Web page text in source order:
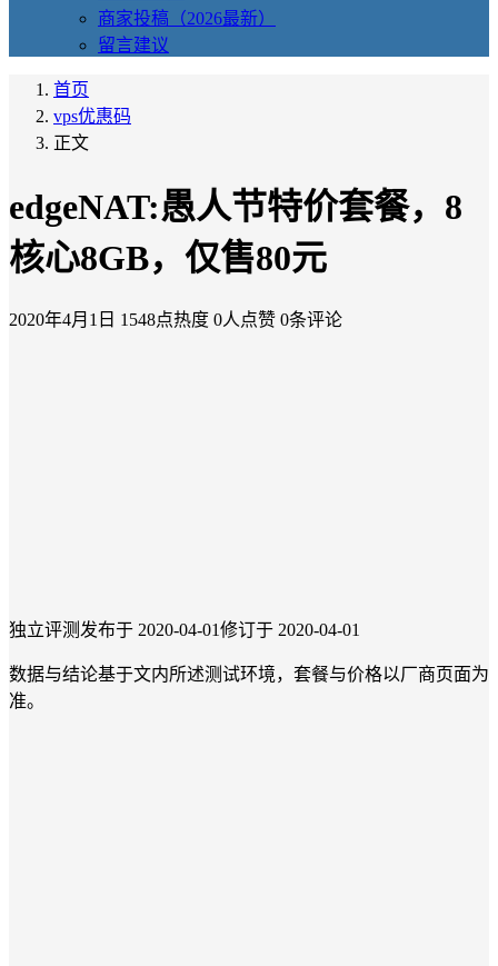
商家投稿（2026最新）
留言建议
首页
vps优惠码
正文
edgeNAT:愚人节特价套餐，8
核心8GB，仅售80元
2020年4月1日 1548点热度 0人点赞 0条评论
独立评测 发布于 2020-04-01修订于 2020-04-01
数据与结论基于文内所述测试环境，套餐与价格以厂商页面为
准。